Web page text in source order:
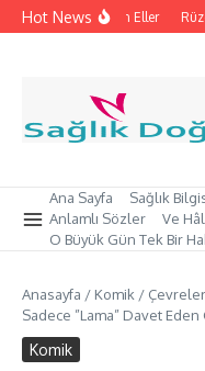
İçeriğe atla
Hot News
İpleri Tutan Eller
Ana Sayfa Sağlık
Anlamlı Sözler
Ve
O Büyük Gün Tek Bir
Anasayfa / Komik /
Sadece ”Lama” Davet Eden
Komik